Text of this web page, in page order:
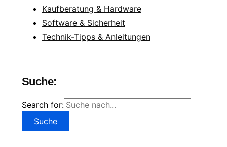
Kaufberatung & Hardware
Software & Sicherheit
Technik-Tipps & Anleitungen
Suche:
Search for: